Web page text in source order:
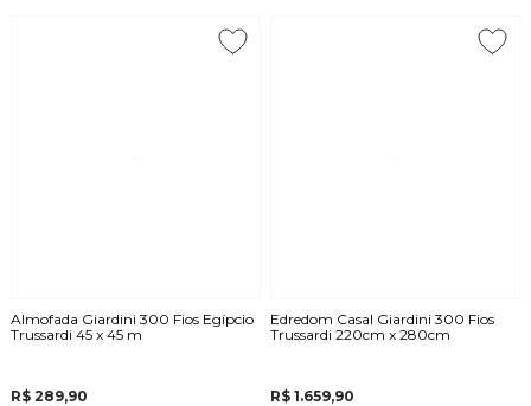
Almofada Giardini 300 Fios Egípcio
Trussardi 45 x 45 m
R$ 289,90
Edredom Casal Giardini 300 Fios
Trussardi 220cm x 280cm
R$ 1.659,90